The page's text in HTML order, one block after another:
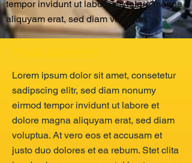
tempor invidunt ut labore et dolore magna
aliquyam erat, sed diam voluptua.
Pour adultes
Lorem ipsum dolor sit amet, consetetur
sadipscing elitr, sed diam nonumy
eirmod tempor invidunt ut labore et
dolore magna aliquyam erat, sed diam
voluptua. At vero eos et accusam et
justo duo dolores et ea rebum. Stet clita